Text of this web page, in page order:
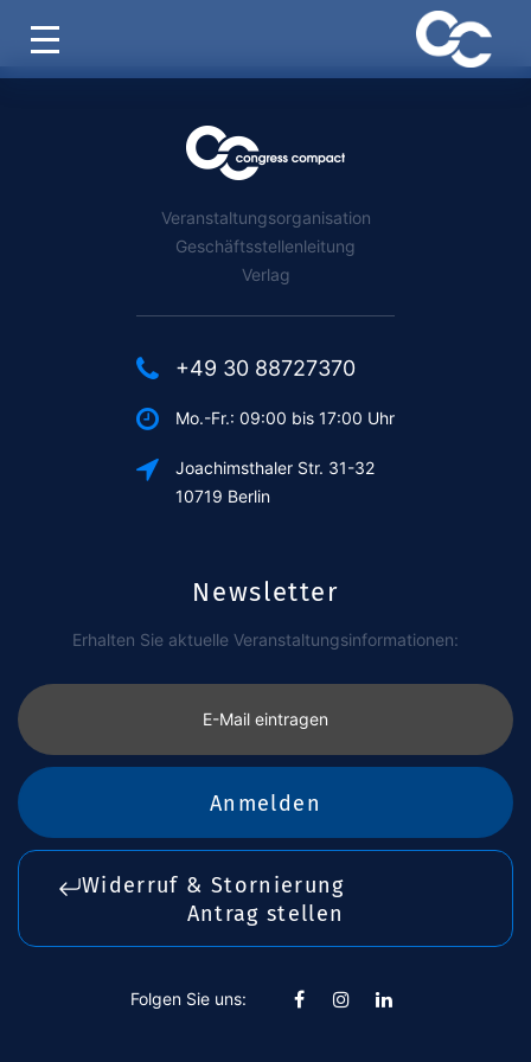
Veranstaltungsorganisation
Geschäftsstellenleitung
Verlag
+49 30 88727370
Mo.-Fr.: 09:00 bis 17:00 Uhr
Joachimsthaler Str. 31-32
10719 Berlin
Newsletter
Erhalten Sie aktuelle Veranstaltungsinformationen:
E-Mail eintragen
Anmelden
Widerruf & Stornierung
Antrag stellen
Folgen Sie uns: